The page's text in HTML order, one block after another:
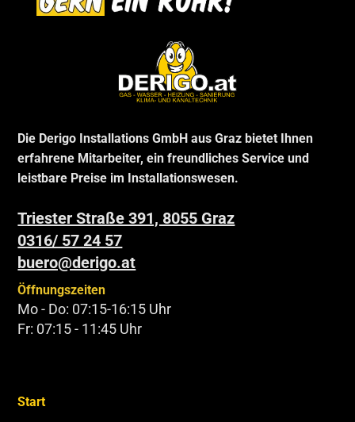
Die Derigo Installations GmbH aus Graz bietet Ihnen
erfahrene Mitarbeiter, ein freundliches Service und
leistbare Preise im Installationswesen.
Triester Straße 391, 8055 Graz
0316/ 57 24 57
buero@derigo.at
Öffnungszeiten
Mo - Do: 07:15-16:15 Uhr
Fr: 07:15 - 11:45 Uhr
Start